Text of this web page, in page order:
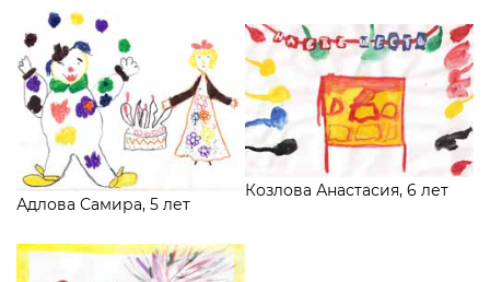
Адлова Самира, 5 лет
Козлова Анастасия, 6 лет